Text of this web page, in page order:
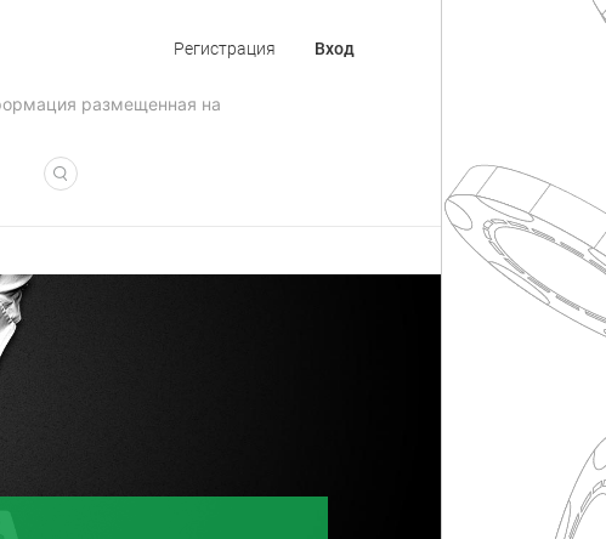
размещенная на
Регистрация Вход